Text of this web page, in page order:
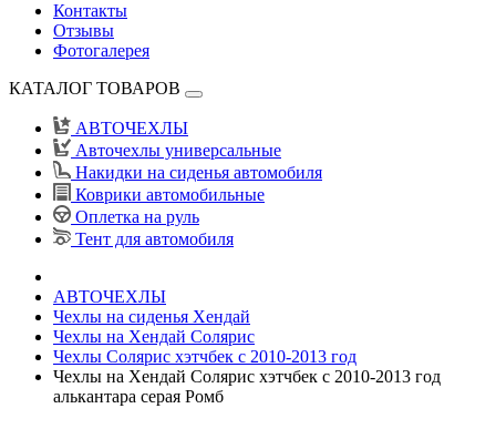
Контакты
Отзывы
Фотогалерея
КАТАЛОГ ТОВАРОВ
АВТОЧЕХЛЫ
Авточехлы универсальные
Накидки на сиденья автомобиля
Коврики автомобильные
Оплетка на руль
Тент для автомобиля
АВТОЧЕХЛЫ
Чехлы на сиденья Хендай
Чехлы на Хендай Солярис
Чехлы Солярис хэтчбек с 2010-2013 год
Чехлы на Хендай Солярис хэтчбек с 2010-2013 год
алькантара серая Ромб